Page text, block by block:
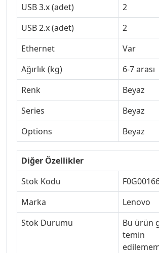
USB 3.x (adet)
2
USB 2.x (adet)
2
Ethernet
Var
Ağırlık (kg)
6-7 arası
Renk
Beyaz
Series
Beyaz
Options
Beyaz
Diğer Özellikler
Stok Kodu
Marka
Lenovo
Stok Durumu
Bu ürün
temin